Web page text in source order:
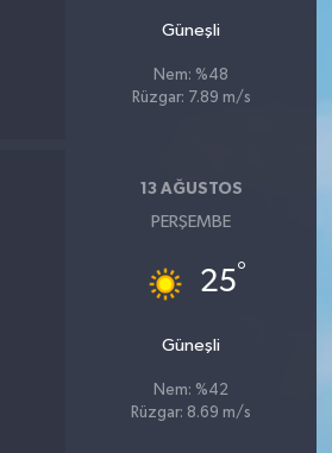
Güneşli
Nem: %48
Rüzgar: 7.89 m/s
13 AĞUSTOS
PERŞEMBE
25°
Güneşli
Nem: %42
Rüzgar: 8.69 m/s